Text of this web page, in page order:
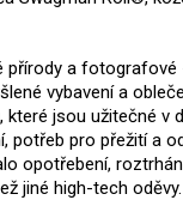
přírody a
vybavení a
které jsou užitečné v
potřeb pro přežití a
opotřebení,
jiné high-tech oděvy.